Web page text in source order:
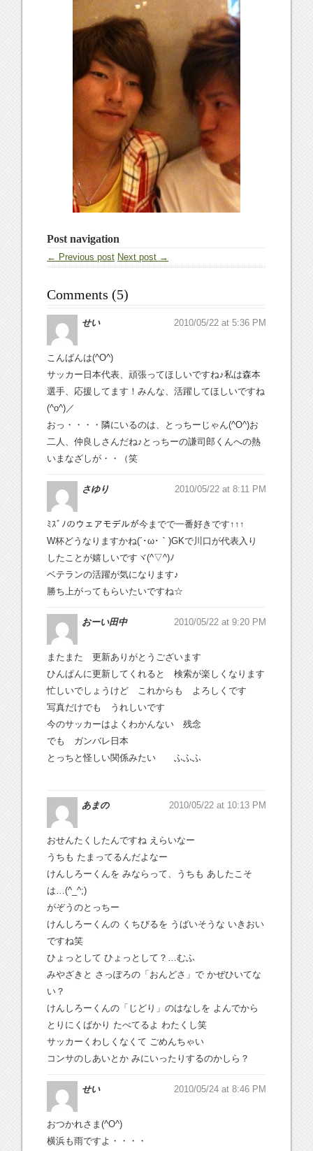
Post navigation
← Previous post Next post →
Comments (5)
せい 2010/05/22 at 5:36 PM
こんばんは(^O^)
サッカー日本代表、頑張ってほしいですね♪私は森本
選手、応援してます！みんな、活躍してほしいですね
(^o^)／
おっ・・・・隣にいるのは、とっちーじゃん(^O^)お
二人、仲良しさんだね♪とっちーの謙司郎くんへの熱
いまなざしが・・（笑
さゆり 2010/05/22 at 8:11 PM
ﾐｽﾞﾉのウェアモデルが今までで一番好きです↑↑↑
W杯どうなりますかね(´･ω･｀)GKで川口が代表入り
したことが嬉しいですヾ(^▽^)ﾉ
ベテランの活躍が気になります♪
勝ち上がってもらいたいですね☆
おーい田中 2010/05/22 at 9:20 PM
またまた 更新ありがとうございます
ひんぱんに更新してくれると 検索が楽しくなります
忙しいでしょうけど これからも よろしくです
写真だけでも うれしいです
今のサッカーはよくわかんない 残念
でも ガンバレ日本
とっちと怪しい関係みたい ふふふ
あまの 2010/05/22 at 10:13 PM
おせんたくしたんですね えらいなー
うちも たまってるんだよなー
けんしろーくんを みならって、うちも あしたこそ
は…(^_^;)
がぞうのとっちー
けんしろーくんの くちびるを うばいそうな いきおい
ですね笑
ひょっとして ひょっとして？…むふ
みやざきと さっぽろの「おんどさ」で かぜひいてな
い？
けんしろーくんの「じどり」のはなしを よんでから
とりにくばかり たべてるよ わたくし笑
サッカーくわしくなくて ごめんちゃい
コンサのしあいとか みにいったりするのかしら？
せい 2010/05/24 at 8:46 PM
おつかれさま(^O^)
横浜も雨ですよ・・・・